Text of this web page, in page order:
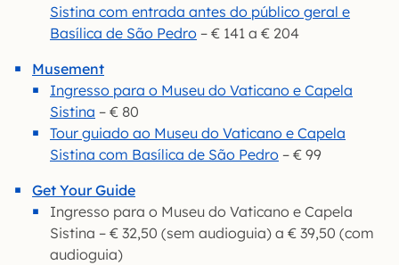
Sistina com entrada antes do público geral e
Basílica de São Pedro – € 141 a € 204
Musement
Ingresso para o Museu do Vaticano e Capela
Sistina – € 80
Tour guiado ao Museu do Vaticano e Capela
Sistina com Basílica de São Pedro – € 99
Get Your Guide
Ingresso para o Museu do Vaticano e Capela
Sistina – € 32,50 (sem audioguia) a € 39,50 (com
audioguia)